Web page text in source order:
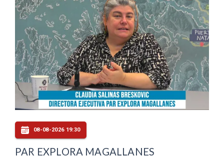
08-08-2026 19:30
PAR EXPLORA MAGALLANES